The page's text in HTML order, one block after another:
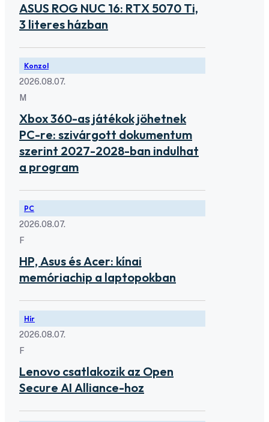
ASUS ROG NUC 16: RTX 5070 Ti,
3 literes házban
Konzol
2026.08.07.
M
Xbox 360-as játékok jöhetnek
PC-re: szivárgott dokumentum
szerint 2027-2028-ban indulhat
a program
PC
2026.08.07.
F
HP, Asus és Acer: kínai
memóriachip a laptopokban
Hír
2026.08.07.
F
Lenovo csatlakozik az Open
Secure AI Alliance-hoz